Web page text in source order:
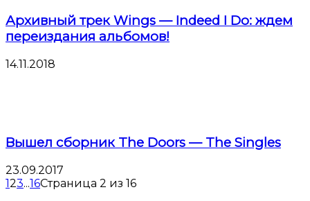
Архивный трек Wings — Indeed I Do: ждем
переиздания альбомов!
14.11.2018
Вышел сборник The Doors — The Singles
23.09.2017
123...16Страница 2 из 16